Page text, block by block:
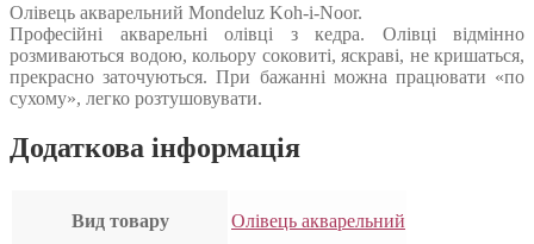
Олівець акварельний Mondeluz Koh-i-Noor.
Професійні акварельні олівці з кедра. Олівці відмінно
розмиваються водою, кольору соковиті, яскраві, не кришаться,
прекрасно заточуються. При бажанні можна працювати «по
сухому», легко розтушовувати.
Додаткова інформація
Вид товару Олівець акварельний